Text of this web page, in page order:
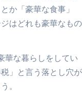
か「豪華な食事」
はどれも豪華なもの
華な暮らしをしてい
」と言う落とし穴が
。